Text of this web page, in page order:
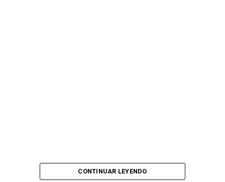
CONTINUAR LEYENDO